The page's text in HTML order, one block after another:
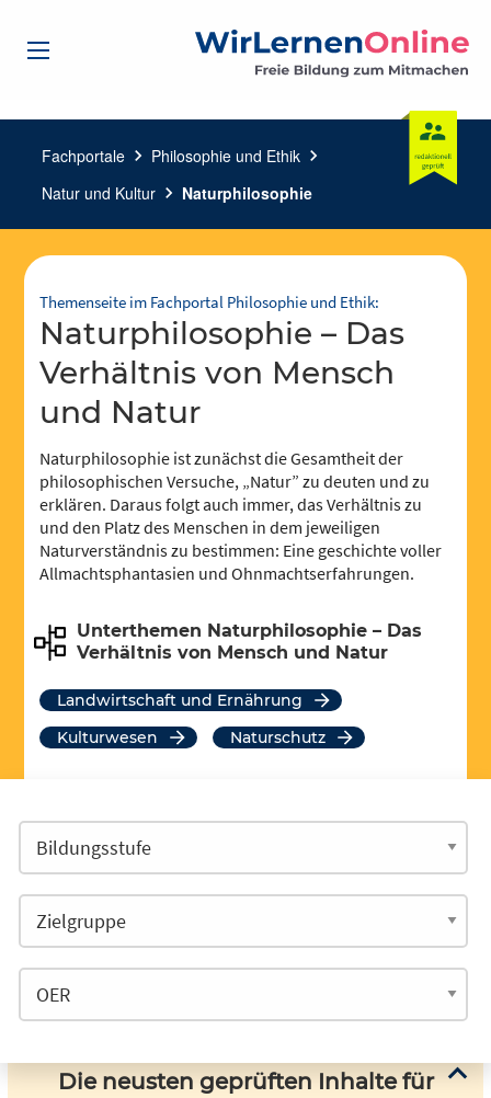
Fachportale chevron_right Philosophie und Ethik chevron_right
Natur und Kultur chevron_right Naturphilosophie
Themenseite im Fachportal Philosophie und Ethik:
Naturphilosophie – Das
Verhältnis von Mensch
und Natur
Naturphilosophie ist zunächst die Gesamtheit der
philosophischen Versuche, „Natur” zu deuten und zu
erklären. Daraus folgt auch immer, das Verhältnis zu
und den Platz des Menschen in dem jeweiligen
Naturverständnis zu bestimmen: Eine geschichte voller
Allmachtsphantasien und Ohnmachtserfahrungen.
Unterthemen Naturphilosophie – Das
Verhältnis von Mensch und Natur
Landwirtschaft und Ernährung
Kulturwesen
Naturschutz
Die neusten geprüften Inhalte für